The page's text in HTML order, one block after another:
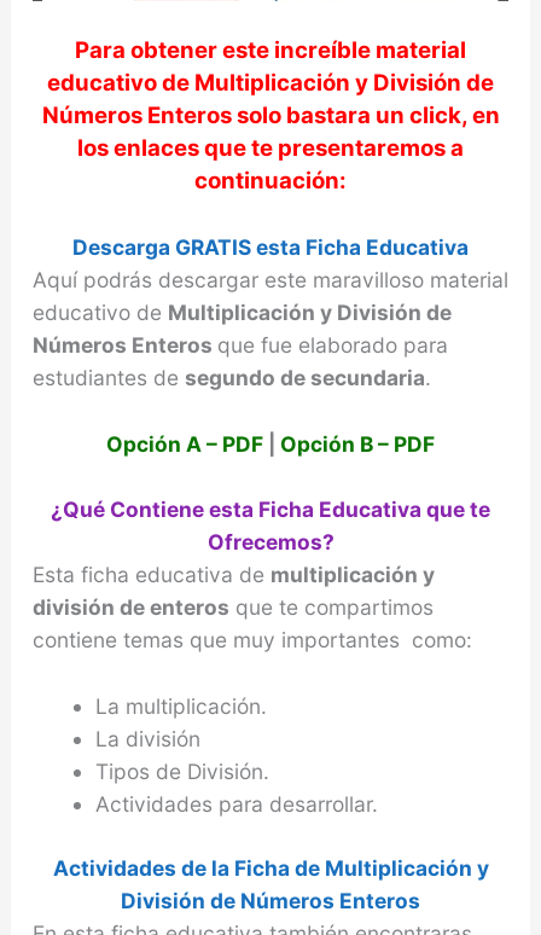
Para obtener este increíble material
educativo de Multiplicación y División de
Números Enterossolo bastara un click, en
los enlaces que te presentaremos a
continuación:
Descarga GRATIS esta Ficha Educativa
Aquí podrás descargar este maravilloso material
educativo de Multiplicación y División de
Números Enteros que fue elaborado para
estudiantes de segundo de secundaria.
Opción A – PDF Opción B – PDF
¿Qué Contiene esta Ficha Educativa que te
Ofrecemos?
Esta ficha educativa de multiplicación y
división de enteros que te compartimos
contiene temas que muy importantes como:
La multiplicación.
La división
Tipos de División.
Actividades para desarrollar.
Actividades de la Ficha de Multiplicación y
División de Números Enteros